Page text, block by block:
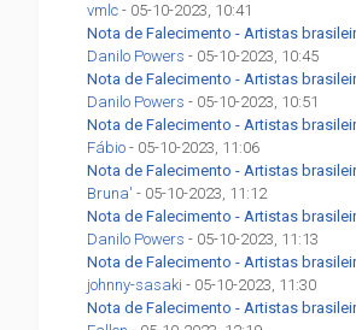
vmlc - 05-10-2023, 10:41
Nota de Falecimento - Artistas
Danilo Powers - 05-10-2023, 10:45
Nota de Falecimento - Artistas
Danilo Powers - 05-10-2023, 10:51
Nota de Falecimento - Artistas
Fábio - 05-10-2023, 11:06
Nota de Falecimento - Artistas
Bruna' - 05-10-2023, 11:12
Nota de Falecimento - Artistas
Danilo Powers - 05-10-2023, 11:13
Nota de Falecimento - Artistas
johnny-sasaki - 05-10-2023, 11:30
Nota de Falecimento - Artistas